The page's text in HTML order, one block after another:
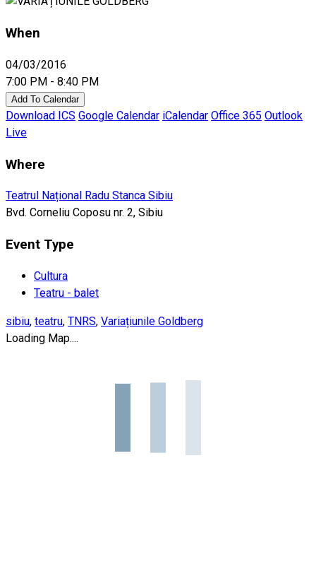
When
04/03/2016
7:00 PM - 8:40 PM
Add To Calendar
Download ICS Google Calendar iCalendar Office 365 Outlook
Live
Where
Teatrul Național Radu Stanca Sibiu
Bvd. Corneliu Coposu nr. 2, Sibiu
Event Type
Cultura
Teatru - balet
sibiu, teatru, TNRS, Variațiunile Goldberg
Loading Map....